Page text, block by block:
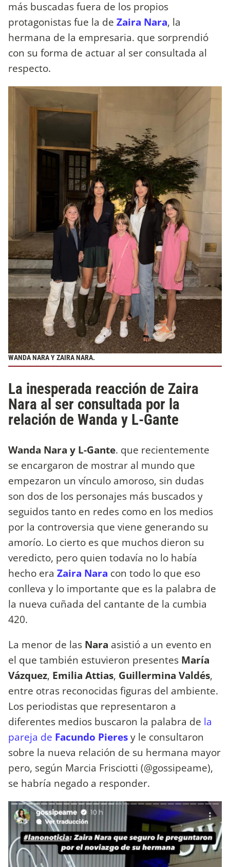
más buscadas fuera de los propios
protagonistas fue la de Zaira Nara, la
hermana de la empresaria. que sorprendió
con su forma de actuar al ser consultada al
respecto.
WANDA NARA Y ZAIRA NARA.
La inesperada reacción de Zaira
Nara al ser consultada por la
relación de Wanda y L-Gante
Wanda Nara y L-Gante. que recientemente
se encargaron de mostrar al mundo que
empezaron un vínculo amoroso, sin dudas
son dos de los personajes más buscados y
seguidos tanto en redes como en los medios
por la controversia que viene generando su
amorío. Lo cierto es que muchos dieron su
veredicto, pero quien todavía no lo había
hecho era Zaira Nara con todo lo que eso
conlleva y lo importante que es la palabra de
la nueva cuñada del cantante de la cumbia
420.
La menor de las Nara asistió a un evento en
el que también estuvieron presentes María
Vázquez, Emilia Attias, Guillermina Valdés,
entre otras reconocidas figuras del ambiente.
Los periodistas que representaron a
diferentes medios buscaron la palabra de la
pareja de Facundo Pieresy le consultaron
sobre la nueva relación de su hermana mayor
pero, según Marcia Frisciotti (@gossipeame),
se habría negado a responder.